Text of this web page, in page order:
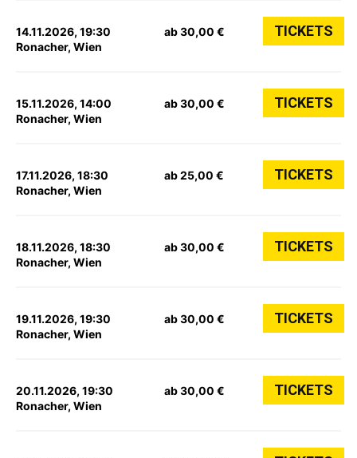
14.11.2026, 19:30
Ronacher, Wien
ab 30,00 € TICKETS
15.11.2026, 14:00
Ronacher, Wien
ab 30,00 € TICKETS
17.11.2026, 18:30
Ronacher, Wien
ab 25,00 € TICKETS
18.11.2026, 18:30
Ronacher, Wien
ab 30,00 € TICKETS
19.11.2026, 19:30
Ronacher, Wien
ab 30,00 € TICKETS
20.11.2026, 19:30
Ronacher, Wien
ab 30,00 € TICKETS